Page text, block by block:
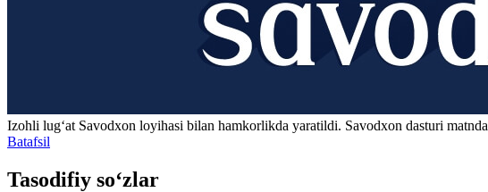
Izohli lugʻat Savodxon loyihasi bilan hamkorlikda yaratildi. Savodxon dasturi
Batafsil
Tasodifiy so‘zlar